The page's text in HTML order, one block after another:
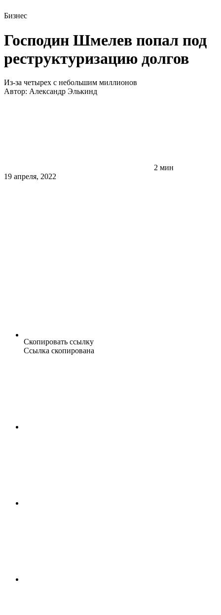
Бизнес
Господин Шмелев попал под
реструктуризацию долгов
Из-за четырех с небольшим миллионов
Автор: Александр Элькинд
2 мин
19 апреля, 2022
Скопировать ссылку
Ссылка скопирована